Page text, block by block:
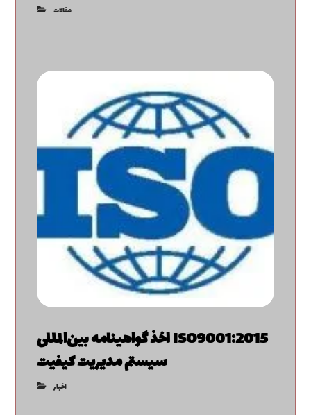
مقالات
اخذ گواهینامه بین‌المللی ISO9001:2015
سیستم مدیریت کیفیت
اخبار